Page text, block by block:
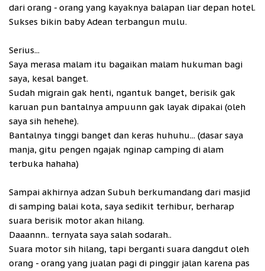
dari orang - orang yang kayaknya balapan liar depan hotel.
Sukses bikin baby Adean terbangun mulu.
Serius...
Saya merasa malam itu bagaikan malam hukuman bagi
saya, kesal banget.
Sudah migrain gak henti, ngantuk banget, berisik gak
karuan pun bantalnya ampuunn gak layak dipakai (oleh
saya sih hehehe).
Bantalnya tinggi banget dan keras huhuhu... (dasar saya
manja, gitu pengen ngajak nginap camping di alam
terbuka hahaha)
Sampai akhirnya adzan Subuh berkumandang dari masjid
di samping balai kota, saya sedikit terhibur, berharap
suara berisik motor akan hilang.
Daaannn.. ternyata saya salah sodarah..
Suara motor sih hilang, tapi berganti suara dangdut oleh
orang - orang yang jualan pagi di pinggir jalan karena pas